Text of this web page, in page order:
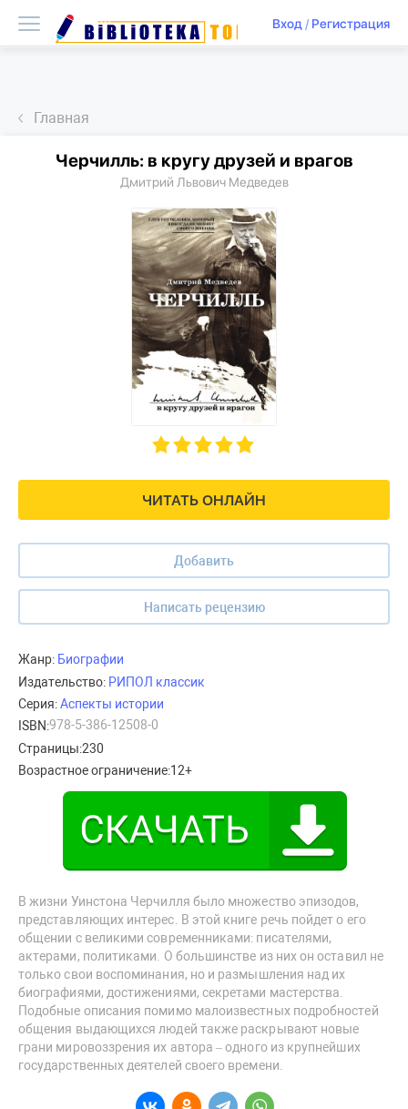
Вход/ Регистрация
Главная
ЧИТАТЬ ОНЛАЙН
Добавить
Написать рецензию
Черчилль: в кругу друзей и врагов
Дмитрий Львович Медведев
Жанр: Биографии
Издательство: РИПОЛ классик
Серия:Аспекты истории
ISBN:978-5-386-12508-0
Страницы:230
Возрастное ограничение:12+
В жизни Уинстона Черчилля было множество эпизодов,
представляющих интерес. В этой книге речь пойдет о его
общении с великими современниками: писателями,
актерами, политиками. О большинстве из них он оставил не
только свои воспоминания, но и размышления над их
биографиями, достижениями, секретами мастерства.
Подобные описания помимо малоизвестных подробностей
общения выдающихся людей также раскрывают новые
грани мировоззрения их автора – одного из крупнейших
государственных деятелей своего времени.